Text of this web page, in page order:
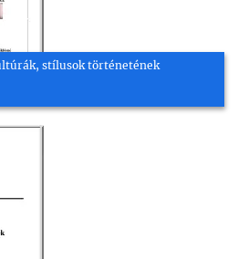
stílusok történetének